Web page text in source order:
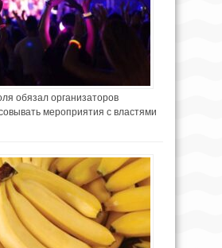
обязал организаторов
мероприятия с властями